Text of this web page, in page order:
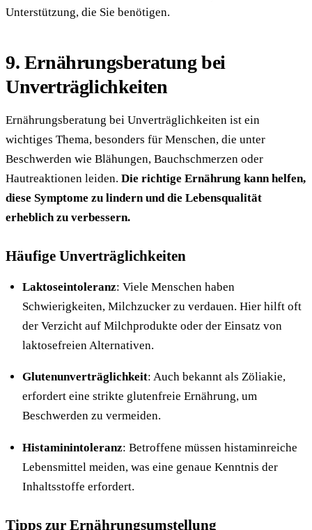
Unterstützung, die Sie benötigen.
9. Ernährungsberatung bei
Unverträglichkeiten
Ernährungsberatung bei Unverträglichkeiten ist ein
wichtiges Thema, besonders für Menschen, die unter
Beschwerden wie Blähungen, Bauchschmerzen oder
Hautreaktionen leiden. Die richtige Ernährung kann helfen,
diese Symptome zu lindern und die Lebensqualität
erheblich zu verbessern.
Häufige Unverträglichkeiten
Laktoseintoleranz: Viele Menschen haben
Schwierigkeiten, Milchzucker zu verdauen. Hier hilft oft
der Verzicht auf Milchprodukte oder der Einsatz von
laktosefreien Alternativen.
Glutenunverträglichkeit: Auch bekannt als Zöliakie,
erfordert eine strikte glutenfreie Ernährung, um
Beschwerden zu vermeiden.
Histaminintoleranz: Betroffene müssen histaminreiche
Lebensmittel meiden, was eine genaue Kenntnis der
Inhaltsstoffe erfordert.
Tipps zur Ernährungsumstellung